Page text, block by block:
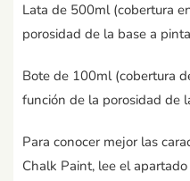
Lata de 500ml (cobertura
porosidad de la base a
Bote de 100ml (cobertura
función de la porosidad de
Para conocer mejor las
Chalk Paint, lee el